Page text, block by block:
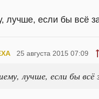
лучше, если бы всё
25 августа 2015 07:09
лучше, если бы всё